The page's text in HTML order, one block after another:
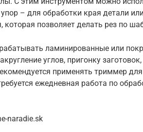
– для обработки края детали или
которая позволяет делать рез по
ламинированные или
углов, пригонку заготовок,
применять триммер для
ежедневная работа по
naradie.sk